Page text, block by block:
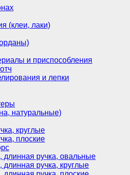
(клеи, лаки)
и приспособления
и лепки
натуральные)
круглые
плоские
длинная ручка, овальные
длинная ручка, круглые